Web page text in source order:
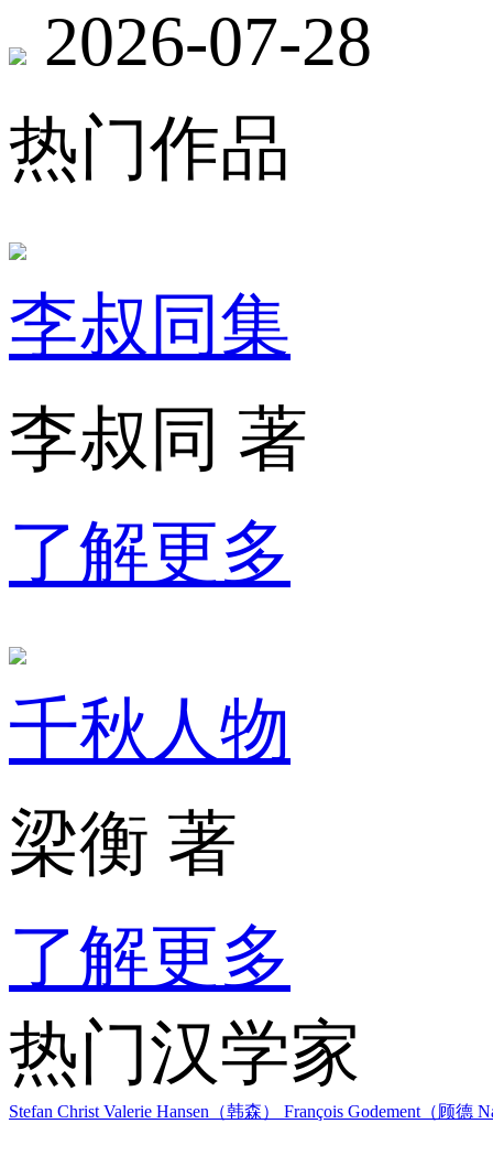
2026-07-28
热门作品
李叔同集
李叔同 著
了解更多
千秋人物
梁衡 著
了解更多
热门汉学家
Stefan Christ Valerie Hansen（韩森） François Godement（顾德